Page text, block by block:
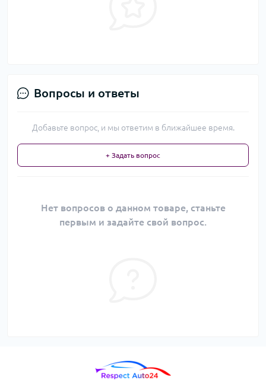
Вопросы и ответы
Добавьте вопрос, и мы ответим в ближайшее время.
+ Задать вопрос
Нет вопросов о данном товаре, станьте
первым и задайте свой вопрос.